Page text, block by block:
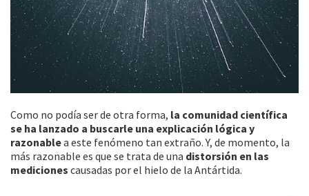
Como no podía ser de otra forma, la comunidad científica
se ha lanzado a buscarle una explicación lógica y
razonablea este fenómeno tan extraño. Y, de momento, la
más razonable es que se trata de una distorsión en las
mediciones causadas por el hielo de la Antártida.